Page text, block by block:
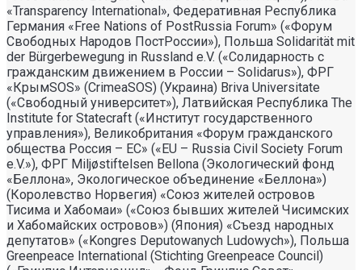
«Transparеncy International», Федеративная Республика
Германия «Free Nations of PostRussia Forum» («Форум
Свободных Народов ПостРоссии»), Польша Solidarität mit
der Bürgerbewegung in Russland e.V. («Солидарность с
гражданским движением в России – Solidarus»), ФРГ
«КрымSOS» (CrimeaSOS) (Украина) Briva Universitate
(«Свободный университет»), Латвийская Республика The
Institute for Statecraft («Институт государственного
управления»), Великобритания «Форум гражданского
общества Россия – ЕС» («EU – Russia Civil Society Forum
e.V.»), ФРГ Miljøstiftelsen Bellona (Экологический фонд
«Беллона», Экологическое объединение «Беллона»)
(Королевство Норвегия) «Союз жителей островов
Тисима и Хабомаи» («Союз бывших жителей Чисимских
и Хабомайских островов») (Япония) «Съезд народных
депутатов» («Kongres Deputowanych Ludowych»), Польша
Greenpeace International (Stichting Greenpeace Council)